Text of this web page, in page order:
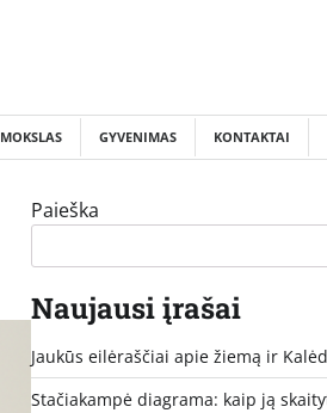
MOKSLAS GYVENIMAS KONTAKTAI
Paieška
Naujausi įrašai
Jaukūs eilėraščiai apie žiemą ir
Stačiakampė diagrama: kaip ją